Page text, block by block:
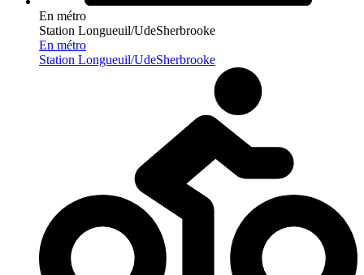
En métro
Station Longueuil/UdeSherbrooke
En métro
Station Longueuil/UdeSherbrooke